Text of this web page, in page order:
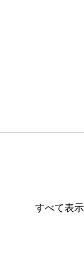
すべて表示